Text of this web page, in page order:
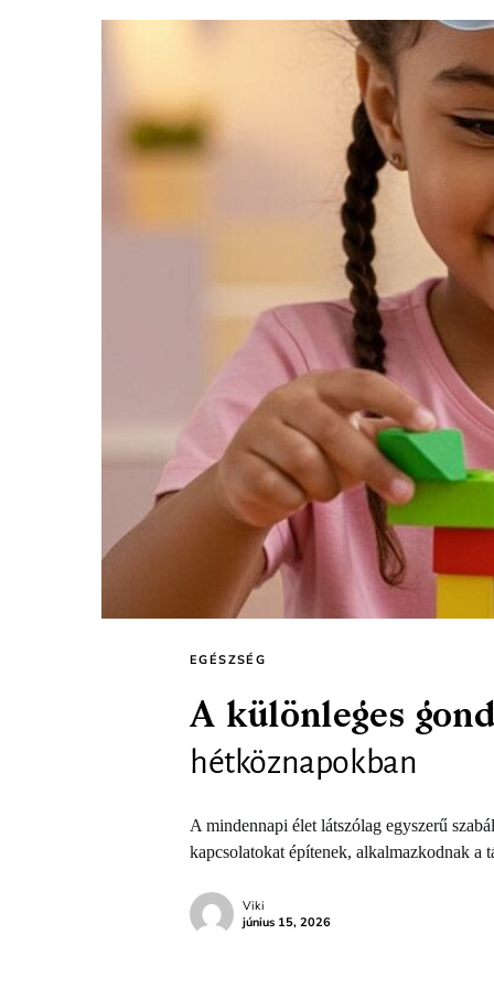
EGÉSZSÉG
A különleges
hétköznapokban
A mindennapi élet látszólag egyszerű
kapcsolatokat építenek, alkalmazkodnak a
Viki
június 15, 2026